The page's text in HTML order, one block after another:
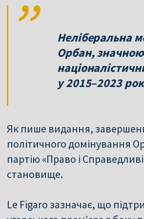
Неліберальна
Орбан,
у 2015–2023
Як пише видання,
політичного домінування
партію «Право і
становище.
Le Figaro зазначає, що